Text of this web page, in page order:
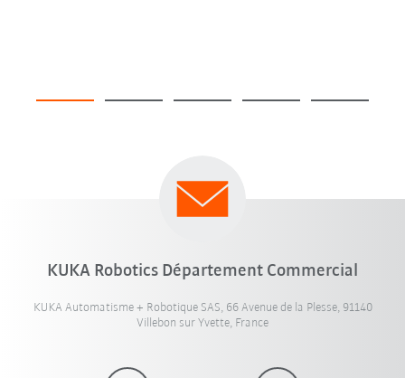
KUKA Robotics Département Commercial
KUKA Automatisme + Robotique SAS, 66 Avenue de la Plesse, 91140
Villebon sur Yvette, France